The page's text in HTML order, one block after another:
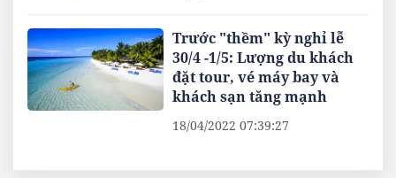
Trước "thềm" kỳ nghỉ lễ
30/4 -1/5: Lượng du khách
đặt tour, vé máy bay và
khách sạn tăng mạnh
18/04/2022 07:39:27